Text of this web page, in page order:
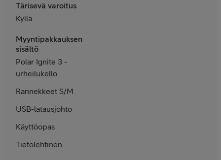
Tärisevä varoitus
Kyllä
Myyntipakkauksen
sisältö
Polar Ignite 3 -
urheilukello
Rannekkeet S/M
USB-latausjohto
Käyttöopas
Tietolehtinen